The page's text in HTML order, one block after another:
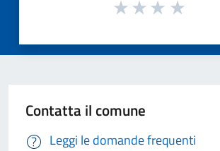
Contatta il comune
Leggi le domande frequenti